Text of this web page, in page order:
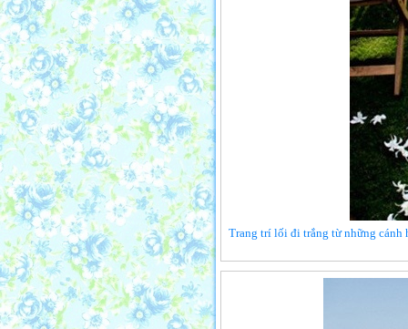
Trang trí lối đi trắng từ những cánh